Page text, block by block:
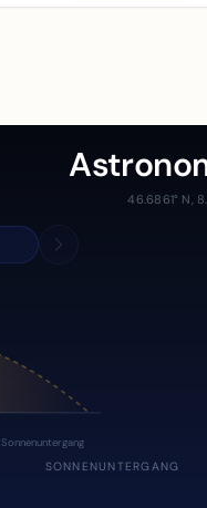
46.6861° N,
Sonnenuntergang
SONNENUNTERGANG